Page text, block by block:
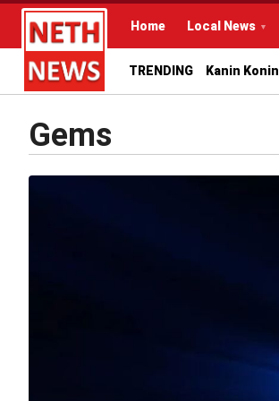
Home Local News
TRENDING Kanin Konin
Gems